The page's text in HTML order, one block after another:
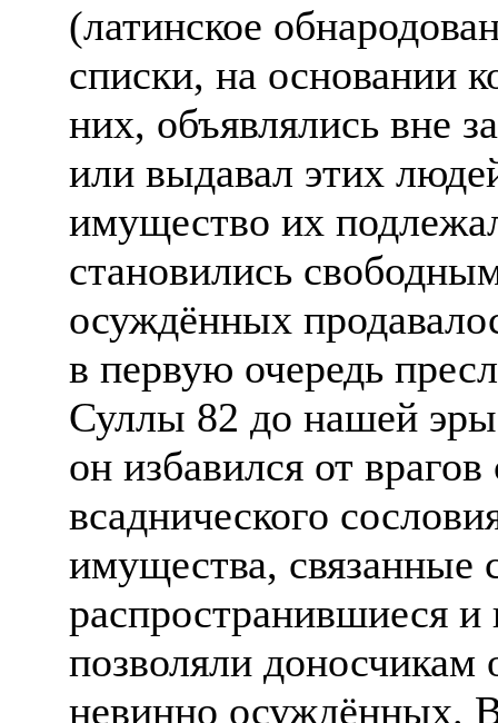
(латинское
списки, на основании
них, объявлялись вне
или выдавал этих
имущество их
становились
осуждённых
в первую очередь
Суллы 82 до нашей
он избавился от врагов
всаднического
имущества,
распространившиеся и
позволяли доносчикам
невинно осуждённых.